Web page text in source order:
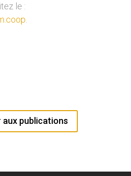
le :
aux publications